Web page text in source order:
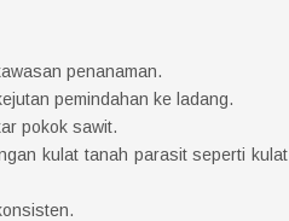
penanaman.
pemindahan ke ladang.
pokok sawit.
kulat tanah parasit seperti kulat